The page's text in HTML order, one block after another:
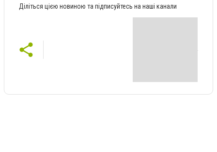
Діліться цією новиною та підписуйтесь на наші канали